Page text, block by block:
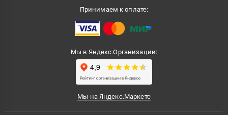
Принимаем к оплате:
Мы в Яндекс.Организации:
Мы на Яндекс.Маркете